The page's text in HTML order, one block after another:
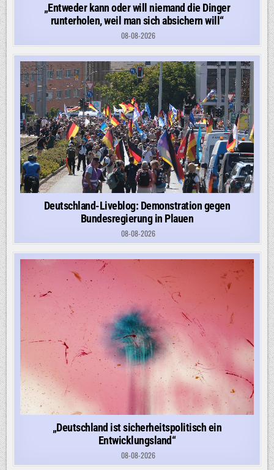
„Entweder kann oder will niemand die Dinger
runterholen, weil man sich absichern will“
08-08-2026
Deutschland-Liveblog: Demonstration gegen
Bundesregierung in Plauen
08-08-2026
„Deutschland ist sicherheitspolitisch ein
Entwicklungsland“
08-08-2026